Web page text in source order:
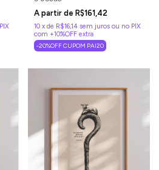
R$161,42
10 x de R$16,14 sem juros
-20%OFF CUPOM PAI20